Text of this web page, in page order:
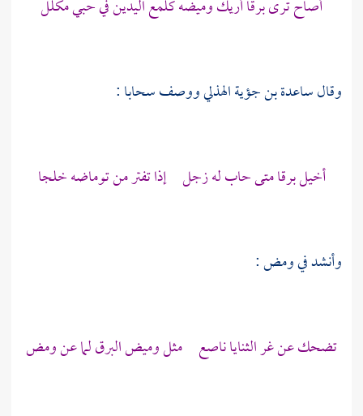
أصاح ترى برقا أريك وميضه كلمع اليدين في حبي مكلل
وقالساعدة بن جؤية الهذليووصف سحابا :
أخيل برقا متى حاب له زجل إذا تفتر من توماضه خلجا
وأنشد في ومض :
تضحك عن غر الثنايا ناصع مثل وميض البرق لما عن ومض